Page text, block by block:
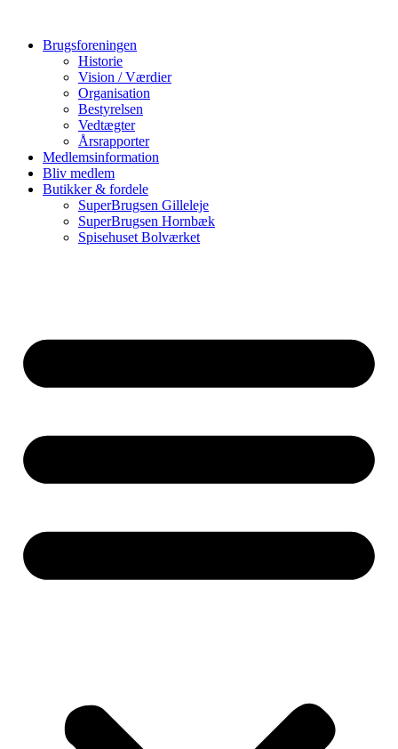
indholdBrugsforeningen
Historie
Vision / Værdier
Organisation
Bestyrelsen
Vedtægter
Årsrapporter
Medlemsinformation
Bliv medlem
Butikker & fordele
SuperBrugsen Gilleleje
SuperBrugsen Hornbæk
Spisehuset Bolværket